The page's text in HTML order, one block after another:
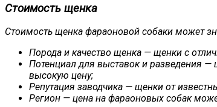
Стоимость щенка
Стоимость щенка фараоновой собаки может
Порода и качество щенка — щенки с
Потенциал для выставок и разведения
высокую цену;
Репутация заводчика — щенки от
Регион — цена на фараоновых собак